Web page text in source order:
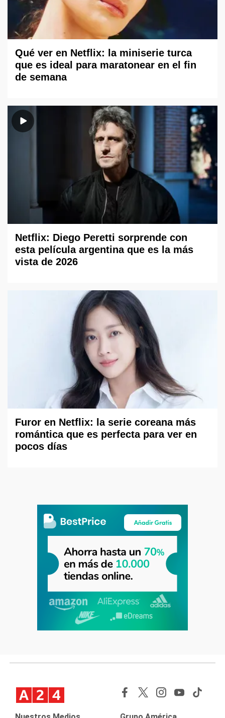
Qué ver en Netflix: la miniserie turca
que es ideal para maratonear en el fin
de semana
Netflix: Diego Peretti sorprende con
esta película argentina que es la más
vista de 2026
Furor en Netflix: la serie coreana más
romántica que es perfecta para ver en
pocos días